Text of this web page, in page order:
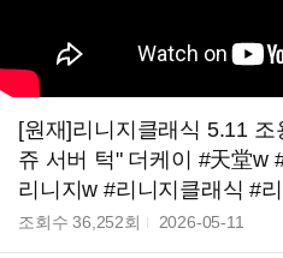
[원재]리니지클래식 5.11
쥬 서버 턱" 더케이 #天堂w
리니지w #리니지클래식 #리
조회수36,252회 2026-05-11